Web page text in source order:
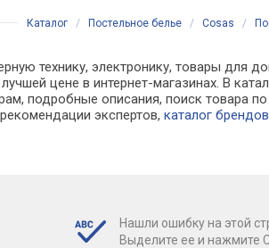
Каталог / Постельное белье / Cosas /
технику, электронику, товары для
цене в интернет-магазинах. В
подробные описания, поиск товара
экспертов,каталог брендов
Нашли ошибку на этой
Выделите ее и нажмите